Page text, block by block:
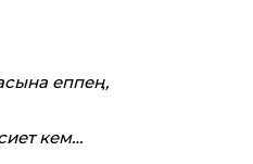
еппең,
кем…